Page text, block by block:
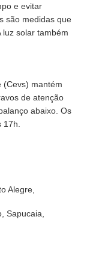
e evitar
são medidas que
solar também
(Cevs) mantém
de atenção
abaixo. Os
Alegre,
Sapucaia,